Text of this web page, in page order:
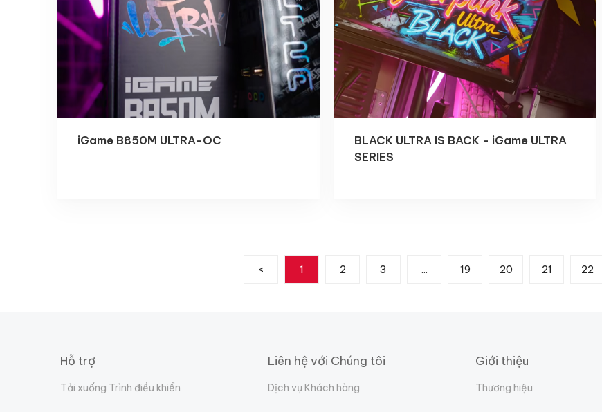
iGame B850M ULTRA-OC
BLACK ULTRA IS BACK - iGame ULTRA
SERIES
< 1 2 3 ... 19 20 21 22
Hỗ trợ
Tải xuống Trình điều khiển
Liên hệ với Chúng tôi
Dịch vụ Khách hàng
Giới thiệu
Thương hiệu